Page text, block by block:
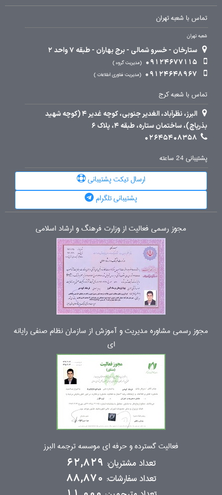
تماس با شعبه تهران
شعبه تهران
ستارخان - خسرو شمالی - برج بهاران - طبقه 7 واحد 2
09124677115
مدیریت گروه
09124648967 مدیریت فناوری اطلاعات
تماس با شعبه کرج
البرز، نظرآباد، الغدیر جنوبی، کوچه غدیر 4 (کوچه شهید
بذرپاچ)، ساختمان ستاره، طبقه 4، پلاک 6
02645408358
پشتیبانی 24 ساعته
ارسال تیکت پشتیبانی
پشتیبانی تلگرام
مجوز رسمی فعالیت از وزارت فرهنگ و ارشاد اسلامی
مجوز رسمی مشاوره مدیریت و آموزش از سازمان نظام صنفی رایانه
ای
فعالیت گسترده و حرفه ای موسسه ترجمه البرز
تعداد مشتریان: 62,829
تعداد سفارشات: 88,870